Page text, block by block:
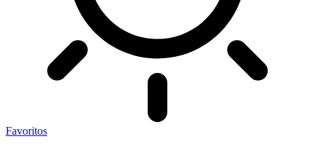
Favoritos